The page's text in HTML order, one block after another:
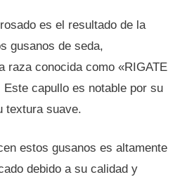
es el resultado de la
gusanos de seda,
raza conocida como «RIGATE
Este capullo es notable por su
textura suave.
estos gusanos es altamente
debido a su calidad y